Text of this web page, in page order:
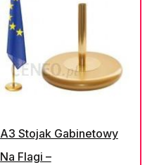
A3 Stojak Gabinetowy
Na Flagi –